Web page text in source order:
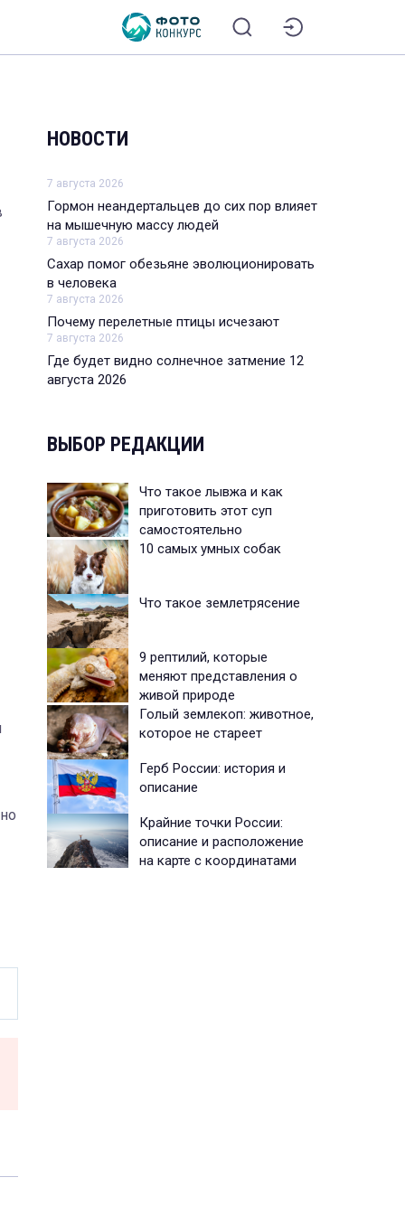
НОВОСТИ
7 августа 2026
Гормон неандертальцев до сих пор влияет
на мышечную массу людей
7 августа 2026
Сахар помог обезьяне эволюционировать
в человека
7 августа 2026
Почему перелетные птицы исчезают
7 августа 2026
Где будет видно солнечное затмение 12
августа 2026
ВЫБОР РЕДАКЦИИ
Что такое лывжа и как
приготовить этот суп
самостоятельно
10 самых умных собак
Что такое землетрясение
9 рептилий, которые
меняют представления о
живой природе
Голый землекоп: животное,
которое не стареет
Герб России: история и
описание
Крайние точки России:
описание и расположение
на карте с координатами